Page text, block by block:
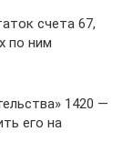
счета 67,
по ним
1420 —
его на